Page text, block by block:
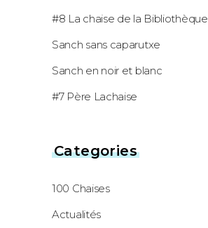
#8 La chaise de la Bibliothèque
Sanch sans caparutxe
Sanch en noir et blanc
#7 Père Lachaise
Categories
100 Chaises
Actualités